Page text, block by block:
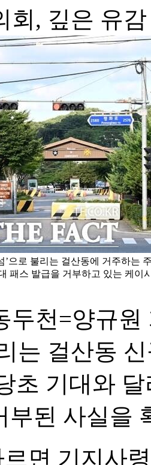
회, 깊은 유
’으로 불리는 걸산동에 거주하는
패스 발급을 거부하고 있는 케이
두천=양규원
는 걸산동
초 기대와
부된 사실을
면 기지사